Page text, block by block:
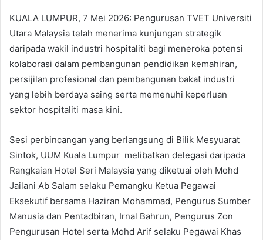
KUALA LUMPUR, 7 Mei 2026: Pengurusan TVET Universiti
Utara Malaysia telah menerima kunjungan strategik
daripada wakil industri hospitaliti bagi meneroka potensi
kolaborasi dalam pembangunan pendidikan kemahiran,
persijilan profesional dan pembangunan bakat industri
yang lebih berdaya saing serta memenuhi keperluan
sektor hospitaliti masa kini.
Sesi perbincangan yang berlangsung di Bilik Mesyuarat
Sintok, UUM Kuala Lumpur melibatkan delegasi daripada
Rangkaian Hotel Seri Malaysia yang diketuai oleh Mohd
Jailani Ab Salam selaku Pemangku Ketua Pegawai
Eksekutif bersama Haziran Mohammad, Pengurus Sumber
Manusia dan Pentadbiran, Irnal Bahrun, Pengurus Zon
Pengurusan Hotel serta Mohd Arif selaku Pegawai Khas